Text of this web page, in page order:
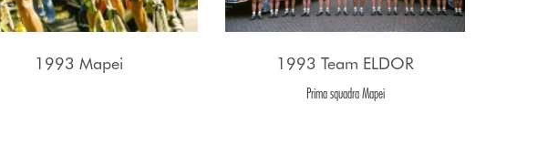
1993 Mapei 1993 Team ELDOR
Prima squadra Mapei